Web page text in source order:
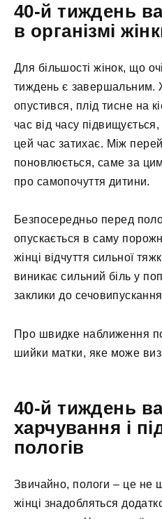
40-й тиждень
в організмі
Для більшості жінок, що
тиждень є завершальним.
опустився, плід тисне на
час від часу
цей час затихає. Між
поновлюється, саме за
про самопочуття дитини.
Безпосередньо перед
опускається в саму
жінці відчуття сильної
виникає сильний біль у
заклики до
Про швидке наближення
шийки матки, яке може
40-й тиждень
харчування і
пологів
Звичайно, пологи – це не
жінці знадобляться